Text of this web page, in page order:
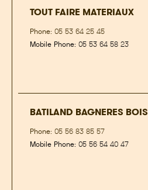
TOUT FAIRE MATERIAUX
Phone: 05 53 64 25 45
Mobile Phone: 05 53 64 58 23
BATILAND BAGNERES BOIS
Phone: 05 56 83 85 57
Mobile Phone: 05 56 54 40 47